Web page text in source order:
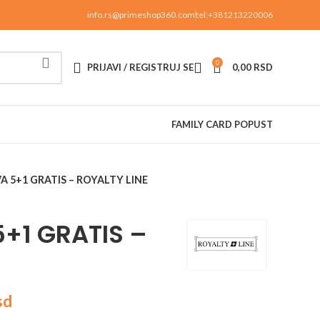
info.rs@primeshop360.comtel:+381213220006
PRIJAVI / REGISTRUJ SE 0 0,00 RSD
FAMILY CARD POPUST
5+1 GRATIS – ROYALTY LINE
GRATIS –